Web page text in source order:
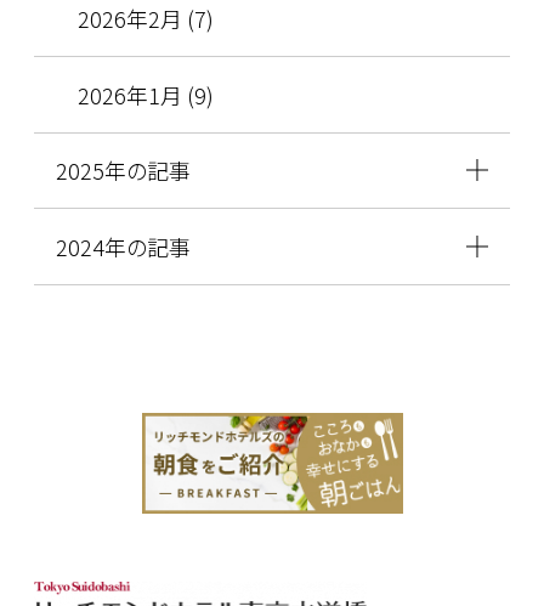
2026年2月 (7)
2026年1月 (9)
2025年の記事
2024年の記事